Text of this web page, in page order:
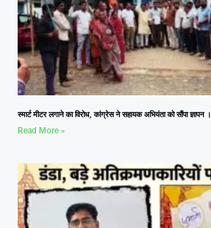
स्मार्ट मीटर लगाने का विरोध, कांग्रेस ने सहायक अभियंता को सौंपा ज्ञापन ।
Read More »